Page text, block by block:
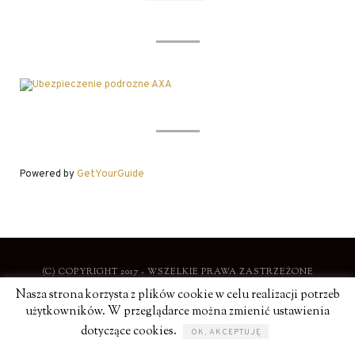
Powered byGetYourGuide
(C) COPYRIGHT 2017 - WSZELKIE PRAWA ZASTRZEŻONE
STYLOWE PODRÓŻE |
Nasza strona korzysta z plików cookie w celu realizacji potrzeb
użytkowników. W przeglądarce można zmienić ustawienia
dotyczące cookies.
OK, AKCEPTUJĘ